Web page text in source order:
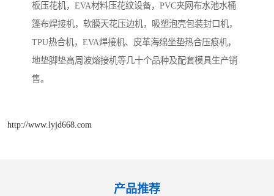
板压花机，EVA材料压花纹设备，PVC夹网布水池水桶
篷布焊接机，软膜天花压边机，吸塑泡壳包装封口机，
TPU热合机，EVA焊接机、皮革海绵坐垫热合压痕机，
地垫脚垫高周波熔接机等几十个品种及配套模具生产销
售。
http://www.lyjd668.com
产品推荐